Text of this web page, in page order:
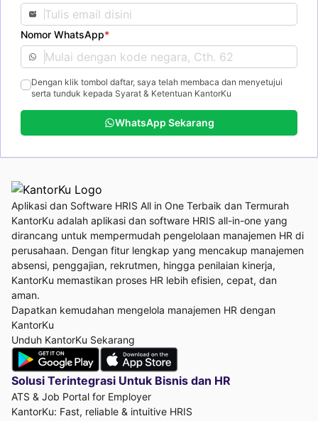
Nomor WhatsApp*
Dengan klik tombol daftar, saya telah membaca dan menyetujui
serta tunduk kepada Syarat & Ketentuan KantorKu
WhatsApp Sekarang
Aplikasi dan Software HRIS All in One Terbaik dan Termurah
KantorKu adalah aplikasi dan software HRIS all-in-one yang
dirancang untuk mempermudah pengelolaan manajemen HR di
perusahaan. Dengan fitur lengkap yang mencakup manajemen
absensi, penggajian, rekrutmen, hingga penilaian kinerja,
KantorKu memastikan proses HR lebih efisien, cepat, dan
aman.
Dapatkan kemudahan mengelola manajemen HR dengan
KantorKu
Unduh KantorKu Sekarang
Solusi Terintegrasi Untuk Bisnis dan HR
ATS & Job Portal for Employer
KantorKu: Fast, reliable & intuitive HRIS